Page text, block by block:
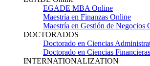
EGADE MBA Online
Maestría en Finanzas Online
Maestría en Gestión de Negocios
DOCTORADOS
Doctorado en Ciencias
Doctorado en Ciencias Financieras
INTERNATIONALIZATION